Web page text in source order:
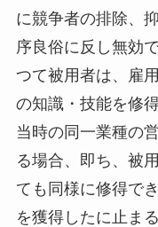
に競争者の排除、
序良俗に反し無効
つて被用者は、雇
の知識・技能を修
当時の同一業種の
る場合、即ち、被
ても同様に修得で
を獲得したに止ま